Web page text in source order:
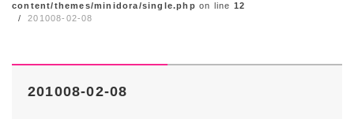
content/themes/minidora/single.php on line 12
201008-02-08
201008-02-08